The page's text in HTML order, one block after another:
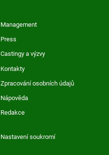
Management
Press
Castingy a výzvy
Kontakty
Zpracování osobních údajů
Nápověda
Redakce
Nastavení soukromí